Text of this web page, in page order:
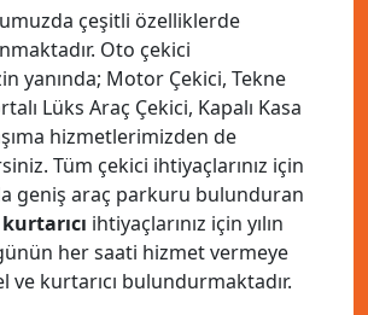
çeşitli özelliklerde
Oto çekici
yanında; Motor Çekici, Tekne
Lüks Araç Çekici, Kapalı Kasa
hizmetlerimizden de
Tüm çekici ihtiyaçlarınız için
geniş araç parkuru bulunduran
ihtiyaçlarınız için yılın
her saati hizmet vermeye
ve kurtarıcı bulundurmaktadır.